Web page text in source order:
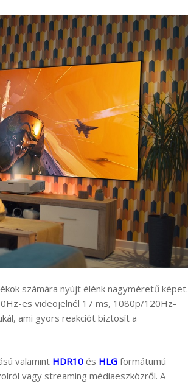
számára nyújt élénk nagyméretű képet.
es videojelnél 17 ms, 1080p/120Hz-
ami gyors reakciót biztosít a
valamint HDR10 és HLG formátumú
vagy streaming médiaeszközről. A